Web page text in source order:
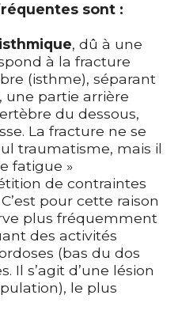
sont :
, dû à une
à la fracture
(isthme), séparant
une partie arrière
du dessous,
La fracture ne se
traumatisme, mais il
fatigue »
de contraintes
pour cette raison
plus fréquemment
des activités
(bas du dos
Il s’agit d’une lésion
le plus